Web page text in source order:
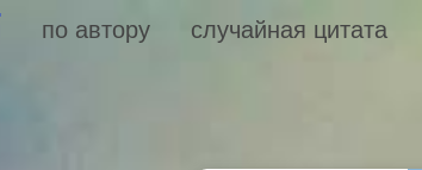
по автору случайная цитата